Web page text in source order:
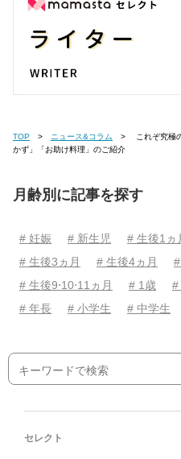
TOP ニュース&コラム
かず」「お助け料理」のご紹介
月齢別に記事を探す
# 妊娠 # 新生児 # 生後1ヵ
# 生後3ヵ月
# 生後4ヵ月
# 生後9⋅10⋅11ヵ月
# 1歳 #
# 年長
# 小学生 # 中学生
セレクト